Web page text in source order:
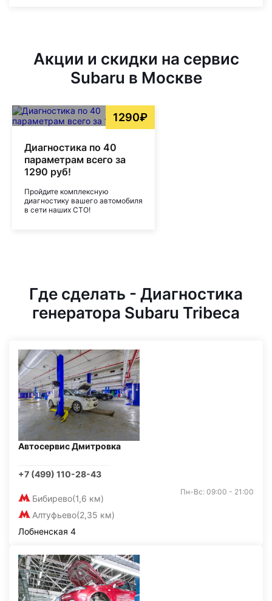
Акции и скидки на сервис
Subaru в Москве
1290₽
Диагностика по 40
параметрам всего за
1290 руб!
Пройдите комплексную
диагностику вашего автомобиля
в сети наших СТО!
Где сделать - Диагностика
генератора Subaru Tribeca
Автосервис Дмитровка
+7 (499) 110-28-43
Бибирево(1,6 км)
Алтуфьево(2,35 км)
Пн-Вс: 09:00 - 21:00
Лобненская 4